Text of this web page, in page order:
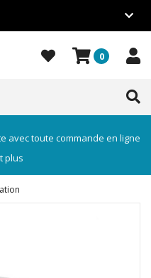
0
avec toute commande en ligne
plus